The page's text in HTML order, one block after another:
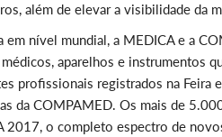
além de elevar a visibilidade da
em nível mundial, a MEDICA e a
aparelhos e instrumentos
profissionais registrados na Feira
da COMPAMED. Os mais de
2017, o completo espectro de